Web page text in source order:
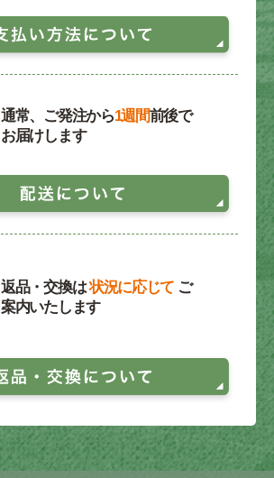
通常、ご発注から1週間前後で
お届けします
返品・交換は状況に応じて ご
案内いたします